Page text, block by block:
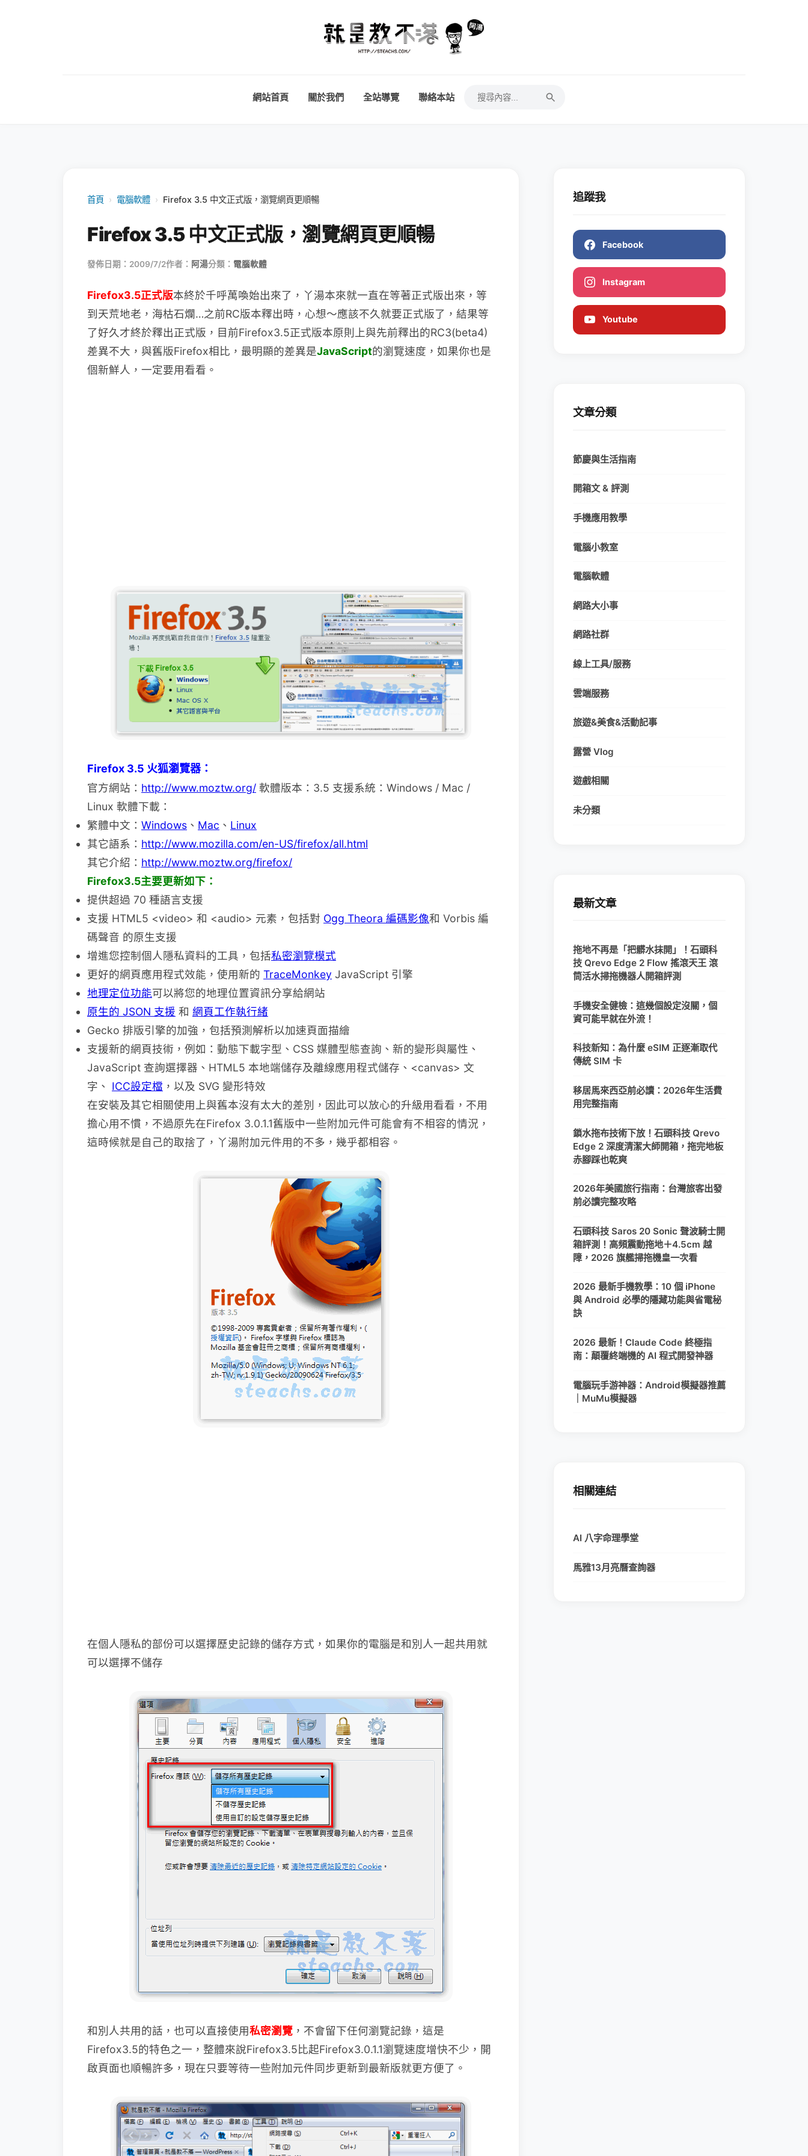
網站首頁 關於我們 全站導覽 聯絡本站
首頁 › 電腦軟體 › Firefox 3.5 中文正式版，瀏覽網頁更順暢
Firefox 3.5 中文正式版，瀏覽網頁更順暢
發佈日期：2009/7/2作者： 阿湯分類： 電腦軟體
Firefox3.5正式版本終於千呼萬喚始出來了，丫湯本來就一直在等著正式版出來，等
到天荒地老，海枯石爛…之前RC版本釋出時，心想～應該不久就要正式版了，結果等
了好久才終於釋出正式版，目前Firefox3.5正式版本原則上與先前釋出的RC3(beta4)
差異不大，與舊版Firefox相比，最明顯的差異是JavaScript的瀏覽速度，如果你也是
個新鮮人，一定要用看看。
Firefox 3.5 火狐瀏覽器：
官方網站： http://www.moztw.org/ 軟體版本：3.5 支援系統：Windows / Mac /
Linux 軟體下載：
繁體中文： Windows 、 Mac 、 Linux
其它語系： http://www.mozilla.com/en-US/firefox/all.html
其它介紹： http://www.moztw.org/firefox/
Firefox3.5主要更新如下：
提供超過 70 種語言支援
支援 HTML5 <video> 和 <audio> 元素，包括對 Ogg Theora 編碼影像和 Vorbis 編
碼聲音 的原生支援
增進您控制個人隱私資料的工具，包括私密瀏覽模式
更好的網頁應用程式效能，使用新的 TraceMonkey JavaScript 引擎
地理定位功能可以將您的地理位置資訊分享給網站
原生的 JSON 支援 和 網頁工作執行緒
Gecko 排版引擎的加強，包括預測解析以加速頁面描繪
支援新的網頁技術，例如：動態下載字型、CSS 媒體型態查詢、新的變形與屬性、
JavaScript 查詢選擇器、HTML5 本地端儲存及離線應用程式儲存、<canvas> 文
字、 ICC設定檔 ，以及 SVG 變形特效
在安裝及其它相關使用上與舊本沒有太大的差別，因此可以放心的升級用看看，不用
擔心用不慣，不過原先在Firefox 3.0.1.1舊版中一些附加元件可能會有不相容的情況，
這時候就是自己的取捨了，丫湯附加元件用的不多，幾乎都相容。
在個人隱私的部份可以選擇歷史記錄的儲存方式，如果你的電腦是和別人一起共用就
可以選擇不儲存
和別人共用的話，也可以直接使用私密瀏覽 ，不會留下任何瀏覽記錄，這是
Firefox3.5的特色之一，整體來說Firefox3.5比起Firefox3.0.1.1瀏覽速度增快不少，開
啟頁面也順暢許多，現在只要等待一些附加元件同步更新到最新版就更方便了。
追蹤我
Facebook
Instagram
Youtube
文章分類
節慶與生活指南
開箱文 & 評測
手機應用教學
電腦小教室
電腦軟體
網路大小事
網路社群
線上工具/服務
雲端服務
旅遊&美食&活動記事
露營 Vlog
遊戲相關
未分類
最新文章
拖地不再是「把髒水抹開」！石頭科
技 Qrevo Edge 2 Flow 搖滾天王 滾
筒活水掃拖機器人開箱評測
手機安全健檢：這幾個設定沒關，個
資可能早就在外流！
科技新知：為什麼 eSIM 正逐漸取代
傳統 SIM 卡
移居馬來西亞前必讀：2026年生活費
用完整指南
鎖水拖布技術下放！石頭科技 Qrevo
Edge 2 深度清潔大師開箱，拖完地板
赤腳踩也乾爽
2026年美國旅行指南：台灣旅客出發
前必讀完整攻略
石頭科技 Saros 20 Sonic 聲波騎士開
箱評測！高頻震動拖地＋4.5cm 越
障，2026 旗艦掃拖機皇一次看
2026 最新手機教學：10 個 iPhone
與 Android 必學的隱藏功能與省電秘
訣
2026 最新！Claude Code 終極指
南：顛覆終端機的 AI 程式開發神器
電腦玩手游神器：Android模擬器推薦
｜MuMu模擬器
相關連結
AI 八字命理學堂
馬雅13月亮曆查詢器